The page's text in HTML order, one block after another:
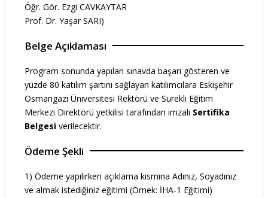
Öğr. Gör. Ezgi CAVKAYTAR
Prof. Dr. Yaşar SARI)
Belge Açıklaması
Program sonunda yapılan sınavda başarı gösteren ve
yüzde 80 katılım şartını sağlayan katılımcılara Eskişehir
Osmangazi Üniversitesi Rektörü ve Sürekli Eğitim
Merkezi Direktörü yetkilisi tarafından imzalı Sertifika
Belgesi verilecektir.
Ödeme Şekli
1) Ödeme yapılırken açıklama kısmına Adınız, Soyadınız
ve almak istediğiniz eğitimi (Örnek: İHA-1 Eğitimi)